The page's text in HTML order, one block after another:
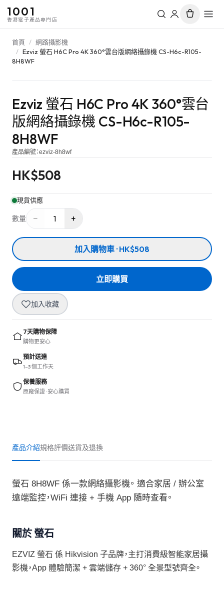
1001
香港電子產品專門店
首頁 / 網路攝影機
/ Ezviz 螢石 H6C Pro 4K 360°雲台版網絡攝錄機 CS-H6c-R105-
8H8WF
Ezviz 螢石 H6C Pro 4K 360°雲台
版網絡攝錄機 CS-H6c-R105-
8H8WF
產品編號：ezviz-8h8wf
HK$508
現貨供應
數量 − 1 +
加入購物車 · HK$508
立即購買
加入收藏
7天購物保障
購物更安心
預計送達
1–3 個工作天
保養服務
原廠保證 · 安心購買
產品介紹規格評價送貨及退換
螢石 8H8WF 係一款網絡攝影機。 適合家居 / 辦公室
遠端監控，WiFi 連接 + 手機 App 隨時查看。
關於 螢石
EZVIZ 螢石 係 Hikvision 子品牌，主打消費級智能家居攝
影機，App 體驗簡潔 + 雲端儲存 + 360° 全景型號齊全。